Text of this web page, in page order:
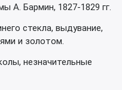
А. Бармин, 1827-1829 гг.
стекла, выдувание,
и золотом.
незначительные